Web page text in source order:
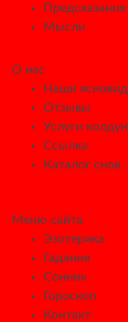
Предсказания
Мысли
О нас
Наши
Отзывы
Услуги
Ссылка
Каталог снов
Меню сайта
Эзотерика
Гадания
Сонник
Гороскоп
Контакт